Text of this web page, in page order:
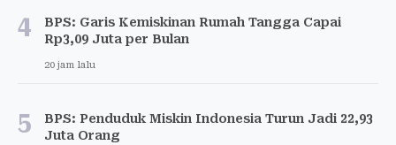
4
BPS: Garis Kemiskinan Rumah Tangga Capai
Rp3,09 Juta per Bulan
20 jam lalu
5
BPS: Penduduk Miskin Indonesia Turun Jadi 22,93
Juta Orang